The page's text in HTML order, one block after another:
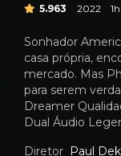
5.963 2022
Sonhador
casa própria,
mercado. Mas
para serem
Dreamer
Dual Áudio
Diretor Paul